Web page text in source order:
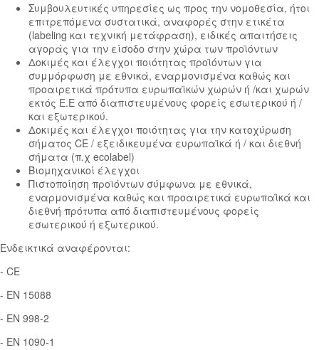
Συμβουλευτικές υπηρεσίες ως προς την νομοθεσία, ήτοι
επιτρεπόμενα συστατικά, αναφορές στην ετικέτα
(labeling και τεχνική μετάφραση), ειδικές απαιτήσεις
αγοράς για την είσοδο στην χώρα των προϊόντων
Δοκιμές και έλεγχοι ποιότητας προϊόντων για
συμμόρφωση με εθνικά, εναρμονισμένα καθώς και
προαιρετικά πρότυπα ευρωπαϊκών χωρών ή /και χωρών
εκτός Ε.Ε από διαπιστευμένους φορείς εσωτερικού ή /
και εξωτερικού.
Δοκιμές και έλεγχοι ποιότητας για την κατοχύρωση
σήματος CE / εξειδικευμένα ευρωπαϊκά ή / και διεθνή
σήματα (π.χ ecolabel)
Βιομηχανικοί έλεγχοι
Πιστοποίηση προϊόντων σύμφωνα με εθνικά,
εναρμονισμένα καθώς και προαιρετικά ευρωπαϊκά και
διεθνή πρότυπα από διαπιστευμένους φορείς
εσωτερικού ή εξωτερικού.
Ενδεικτικά αναφέρονται:
- CE
- ΕΝ 15088
- ΕΝ 998-2
- ΕΝ 1090-1